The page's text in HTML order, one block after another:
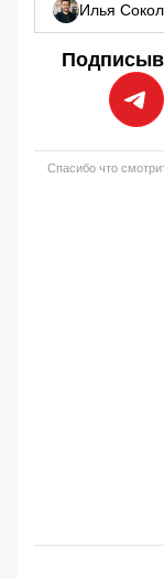
Илья
Спасибо что